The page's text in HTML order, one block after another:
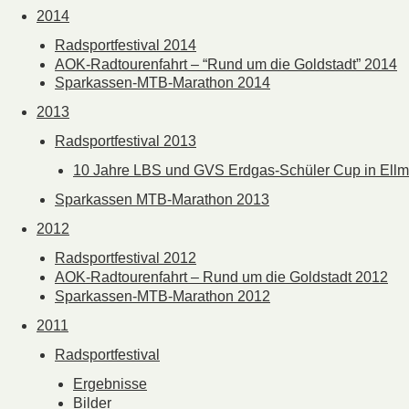
2014
Radsportfestival 2014
AOK-Radtourenfahrt – “Rund um die Goldstadt” 2014
Sparkassen-MTB-Marathon 2014
2013
Radsportfestival 2013
10 Jahre LBS und GVS Erdgas-Schüler Cup in
Sparkassen MTB-Marathon 2013
2012
Radsportfestival 2012
AOK-Radtourenfahrt – Rund um die Goldstadt 2012
Sparkassen-MTB-Marathon 2012
2011
Radsportfestival
Ergebnisse
Bilder